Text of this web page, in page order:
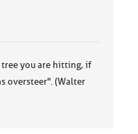
tree you are hitting, if
oversteer". (Walter